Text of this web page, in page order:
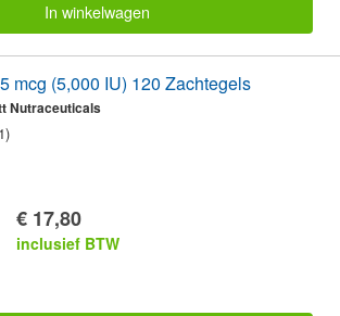
In winkelwagen
mcg (5,000 IU) 120 Zachtegels
Nutraceuticals
€ 17,80
inclusief BTW